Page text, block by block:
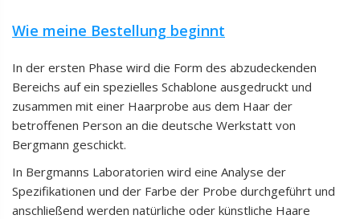
Wie meine Bestellung beginnt
In der ersten Phase wird die Form des abzudeckenden
Bereichs auf ein spezielles Schablone ausgedruckt und
zusammen mit einer Haarprobe aus dem Haar der
betroffenen Person an die deutsche Werkstatt von
Bergmann geschickt.
In Bergmanns Laboratorien wird eine Analyse der
Spezifikationen und der Farbe der Probe durchgeführt und
anschließend werden natürliche oder künstliche Haare